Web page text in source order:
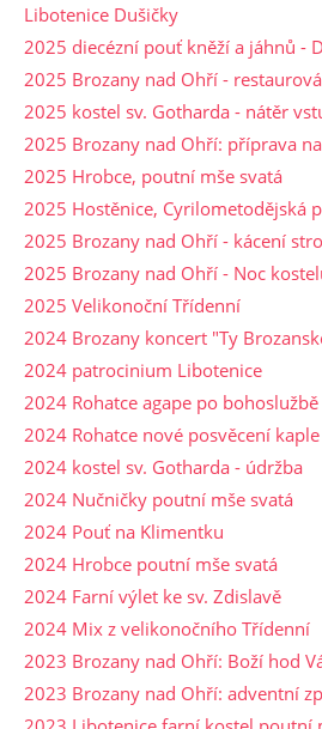
Libotenice Dušičky
2025 diecézní pouť kněží a jáhnů -
2025 Brozany nad Ohří -
2025 kostel sv. Gotharda - nátěr
2025 Brozany nad Ohří: příprava
2025 Hrobce, poutní mše svatá
2025 Hostěnice, Cyrilometodějská
2025 Brozany nad Ohří - kácení
2025 Brozany nad Ohří - Noc
2025 Velikonoční Třídenní
2024 Brozany koncert "Ty
2024 patrocinium Libotenice
2024 Rohatce agape po bohoslužbě
2024 Rohatce nové posvěcení kaple
2024 kostel sv. Gotharda - údržba
2024 Nučničky poutní mše svatá
2024 Pouť na Klimentku
2024 Hrobce poutní mše svatá
2024 Farní výlet ke sv. Zdislavě
2024 Mix z velikonočního Třídenní
2023 Brozany nad Ohří: Boží hod
2023 Brozany nad Ohří: adventní